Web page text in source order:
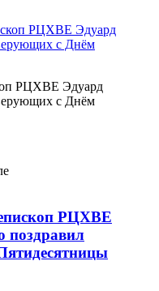
РЦХВЕ Эдуард
с Днём
РЦХВЕ
поздравил